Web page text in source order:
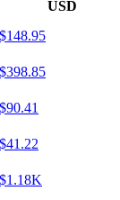
USD
$148.95
$398.85
$90.41
$41.22
$1.18K